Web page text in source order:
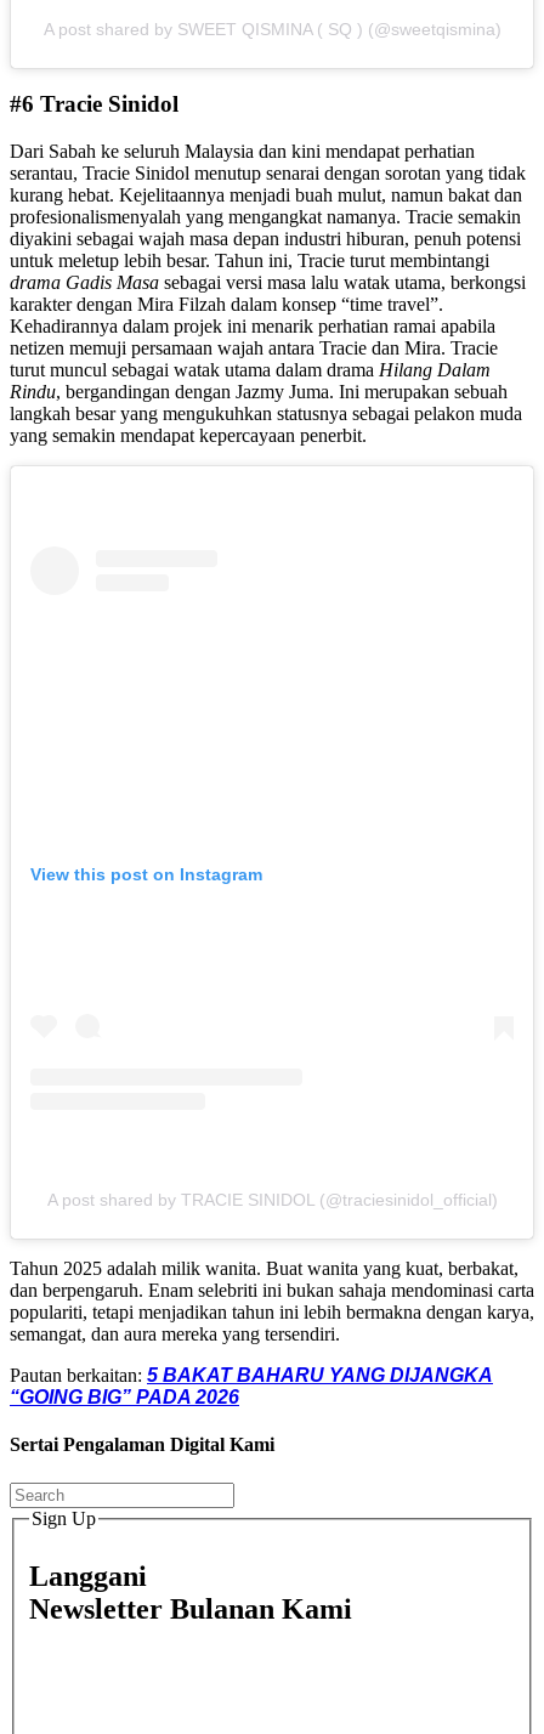
A post shared by SWEET QISMINA ( SQ ) (@sweetqismina)
#6 Tracie Sinidol
Dari Sabah ke seluruh Malaysia dan kini mendapat perhatian
serantau, Tracie Sinidol menutup senarai dengan sorotan yang tidak
kurang hebat. Kejelitaannya menjadi buah mulut, namun bakat dan
profesionalismenyalah yang mengangkat namanya. Tracie semakin
diyakini sebagai wajah masa depan industri hiburan, penuh potensi
untuk meletup lebih besar. Tahun ini, Tracie turut membintangi
drama Gadis Masa sebagai versi masa lalu watak utama, berkongsi
karakter dengan Mira Filzah dalam konsep “time travel”.
Kehadirannya dalam projek ini menarik perhatian ramai apabila
netizen memuji persamaan wajah antara Tracie dan Mira. Tracie
turut muncul sebagai watak utama dalam drama Hilang Dalam
Rindu, bergandingan dengan Jazmy Juma. Ini merupakan sebuah
langkah besar yang mengukuhkan statusnya sebagai pelakon muda
yang semakin mendapat kepercayaan penerbit.
View this post on Instagram
A post shared by TRACIE SINIDOL (@traciesinidol_official)
Tahun 2025 adalah milik wanita. Buat wanita yang kuat, berbakat,
dan berpengaruh. Enam selebriti ini bukan sahaja mendominasi carta
populariti, tetapi menjadikan tahun ini lebih bermakna dengan karya,
semangat, dan aura mereka yang tersendiri.
Pautan berkaitan: 5 BAKAT BAHARU YANG DIJANGKA
“GOING BIG” PADA 2026
Sertai Pengalaman Digital Kami
Sign Up
Langgani
Newsletter Bulanan Kami